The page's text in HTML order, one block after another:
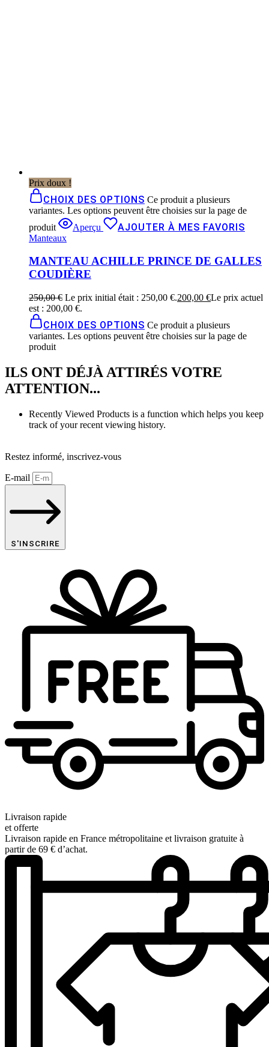
Prix doux !
CHOIX DES OPTIONS Ce produit a plusieurs
variantes. Les options peuvent être choisies sur la page de
produit
Aperçu AJOUTER À MES FAVORIS
Manteaux
MANTEAU ACHILLE PRINCE DE GALLES
COUDIÈRE
250,00€ Le prix initial était : 250,00 €.200,00 €Le prix actuel
est : 200,00 €.
CHOIX DES OPTIONS Ce produit a plusieurs
variantes. Les options peuvent être choisies sur la page de
produit
ILS ONT DÉJÀ ATTIRÉS VOTRE
ATTENTION...
Recently Viewed Products is a function which helps you keep
track of your recent viewing history.
Restez informé, inscrivez-vous
E-mail
S'INSCRIRE
Livraison rapide
et offerte
Livraison rapide en France métropolitaine et livraison gratuite à
partir de 69 € d’achat.